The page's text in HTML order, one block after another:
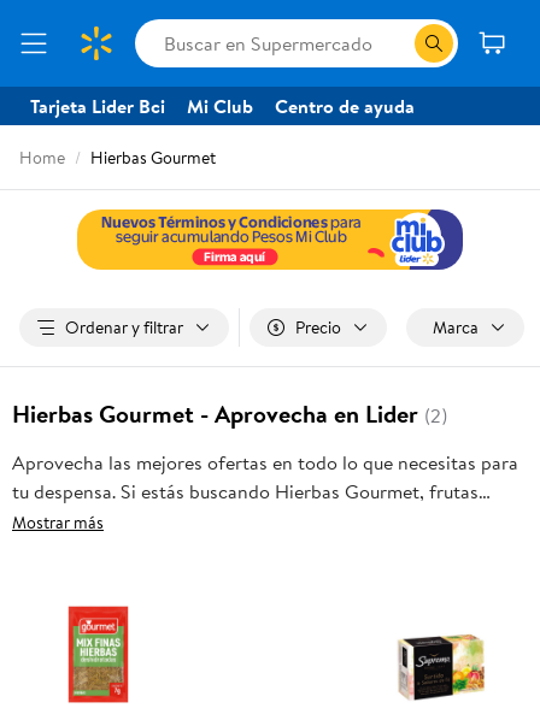
Tarjeta Lider Bci Mi Club Centro de ayuda
Home Hierbas Gourmet
Ordenar y filtrar Precio Marca
Hierbas Gourmet - Aprovecha en Lider (2)
Aprovecha las mejores ofertas en todo lo que necesitas para
tu despensa. Si estás buscando Hierbas Gourmet, frutas
frescas, carnes, pan o productos para el hogar, aquí lo
oportunidad sea realmente conveniente para ti y tu familia.
Mostrar más